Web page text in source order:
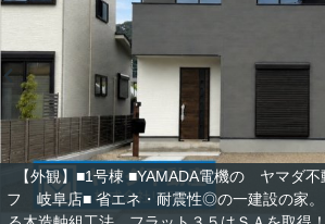
【外観】■1号棟 ■YAMADA電機の ヤマダ
フ 岐阜店■ 省エネ・耐震性◎の一建設の家